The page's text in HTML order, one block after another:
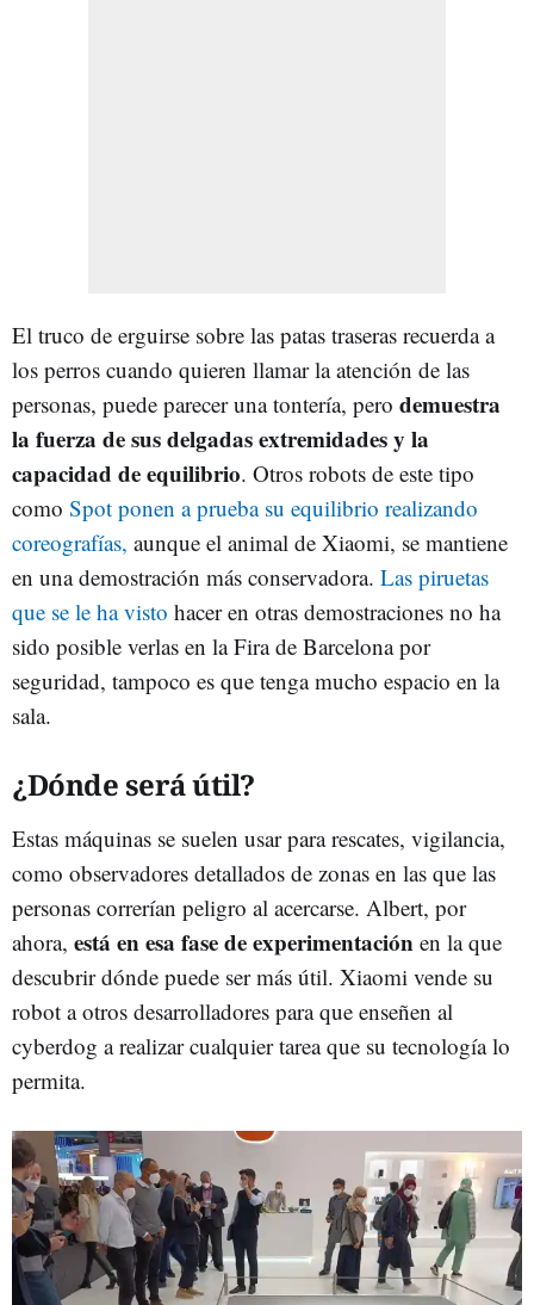
El truco de erguirse sobre las patas traseras recuerda a
los perros cuando quieren llamar la atención de las
personas, puede parecer una tontería, pero demuestra
la fuerza de sus delgadas extremidades y la
capacidad de equilibrio. Otros robots de este tipo
como Spot ponen a prueba su equilibrio realizando
coreografías, aunque el animal de Xiaomi, se mantiene
en una demostración más conservadora. Las piruetas
que se le ha visto hacer en otras demostraciones no ha
sido posible verlas en la Fira de Barcelona por
seguridad, tampoco es que tenga mucho espacio en la
sala.
¿Dónde será útil?
Estas máquinas se suelen usar para rescates, vigilancia,
como observadores detallados de zonas en las que las
personas correrían peligro al acercarse. Albert, por
ahora, está en esa fase de experimentación en la que
descubrir dónde puede ser más útil. Xiaomi vende su
robot a otros desarrolladores para que enseñen al
cyberdog a realizar cualquier tarea que su tecnología lo
permita.